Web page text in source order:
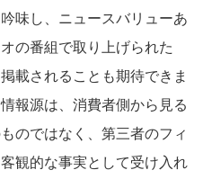
味し、ニュースバリューあ
の番組で取り上げられた
載されることも期待できま
報源は、消費者側から見る
のではなく、第三者のフィ
観的な事実として受け入れ